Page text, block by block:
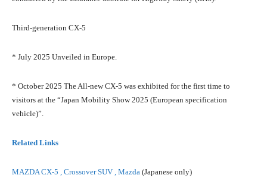
Third-generation CX-5
* July 2025 Unveiled in Europe.
* October 2025 The All-new CX-5 was exhibited for the first time to
visitors at the “Japan Mobility Show 2025 (European specification
vehicle)”.
Related Links
MAZDA CX-5 , Crossover SUV , Mazda (Japanese only)